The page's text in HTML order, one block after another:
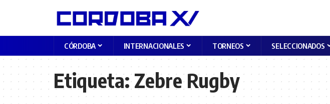
CÓRDOBA INTERNACIONALES TORNEOS SELECCIONADOS
Etiqueta:Zebre Rugby